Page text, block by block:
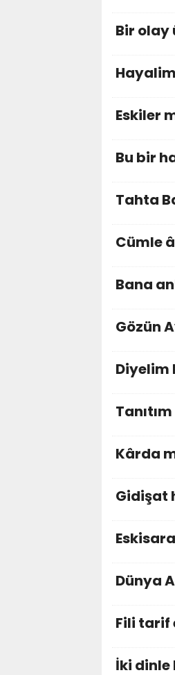
Bir olay
Eskiler
Bu bir
Tahta
Cümle
Bana
Gözün
Diyelim
Kârda
Gidişat
Dünya
Fili tarif
İki dinle